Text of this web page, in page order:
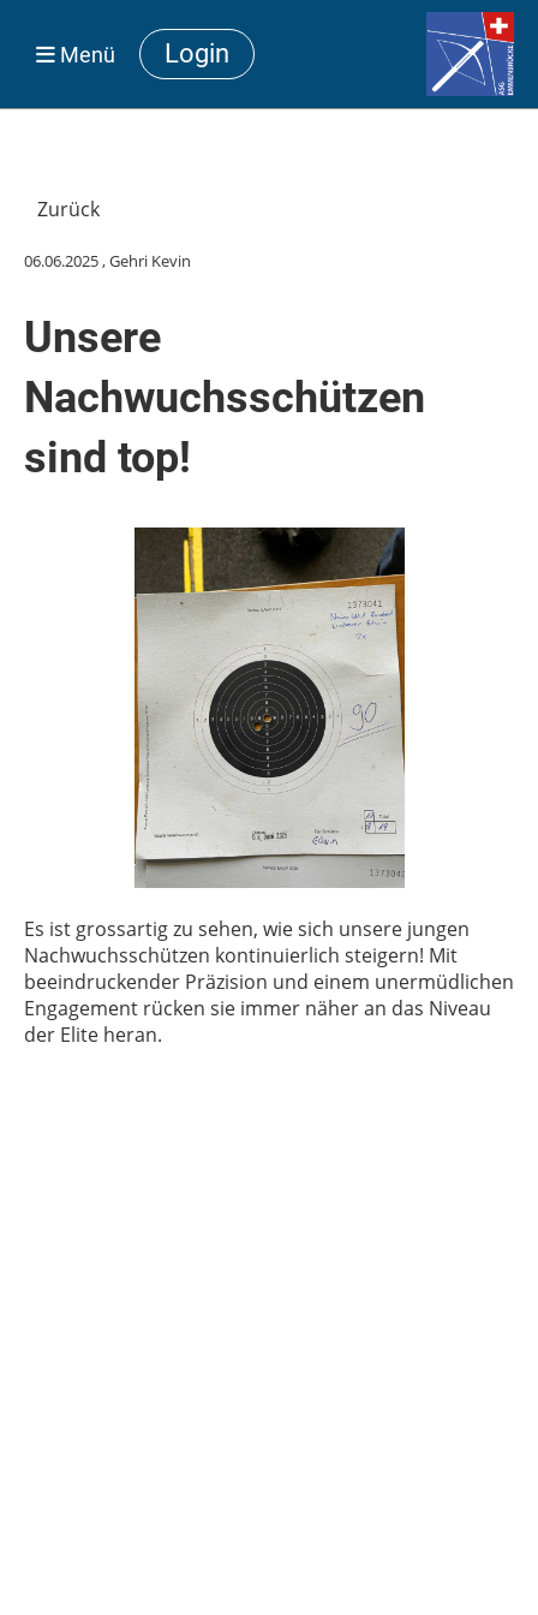
Login
Menü
Zurück
06.06.2025, Gehri Kevin
Unsere
Nachwuchsschützen
sind top!
Es ist grossartig zu sehen, wie sich unsere jungen
Nachwuchsschützen kontinuierlich steigern! Mit
beeindruckender Präzision und einem unermüdlichen
Engagement rücken sie immer näher an das Niveau
der Elite heran.